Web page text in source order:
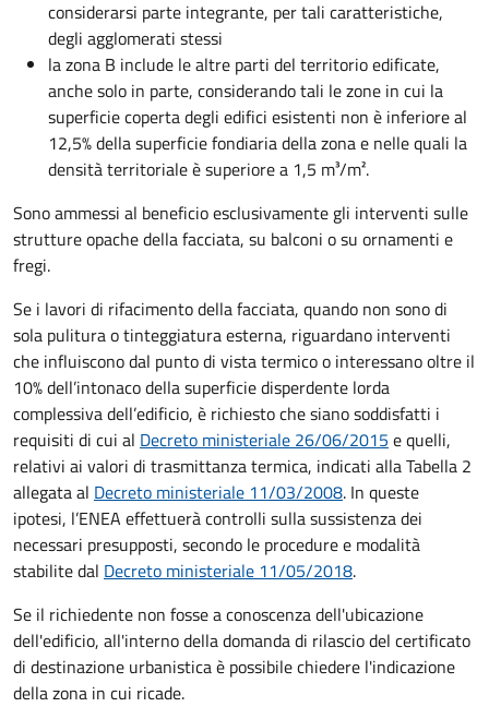
considerarsi parte integrante, per tali caratteristiche,
degli agglomerati stessi
la zona B include le altre parti del territorio edificate,
anche solo in parte, considerando tali le zone in cui la
superficie coperta degli edifici esistenti non è inferiore al
12,5% della superficie fondiaria della zona e nelle quali la
densità territoriale è superiore a 1,5 m³/m².
Sono ammessi al beneficio esclusivamente gli interventi sulle
strutture opache della facciata, su balconi o su ornamenti e
fregi.
Se i lavori di rifacimento della facciata, quando non sono di
sola pulitura o tinteggiatura esterna, riguardano interventi
che influiscono dal punto di vista termico o interessano oltre il
10% dell’intonaco della superficie disperdente lorda
complessiva dell’edificio, è richiesto che siano soddisfatti i
requisiti di cui al Decreto ministeriale 26/06/2015 e quelli,
relativi ai valori di trasmittanza termica, indicati alla Tabella 2
allegata al Decreto ministeriale 11/03/2008. In queste
ipotesi, l’ENEA effettuerà controlli sulla sussistenza dei
necessari presupposti, secondo le procedure e modalità
stabilite dal Decreto ministeriale 11/05/2018.
Se il richiedente non fosse a conoscenza dell'ubicazione
dell'edificio, all'interno della domanda di rilascio del certificato
di destinazione urbanistica è possibile chiedere l'indicazione
della zona in cui ricade.